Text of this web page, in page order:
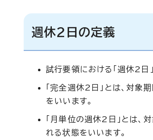
週休2日の定義
試行要領における「週休2日
「完全週休2日」とは、対
をいいます。
「月単位の週休2日」とは
れる状態をいいます。